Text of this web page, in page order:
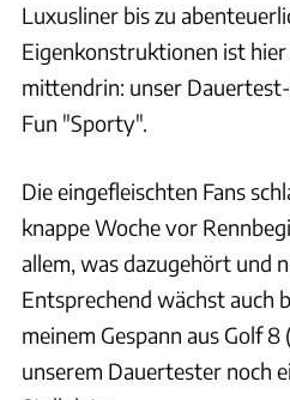
Luxusliner bis zu
Eigenkonstruktionen ist
mittendrin: unser
Fun "Sporty".
Die eingefleischten Fans
knappe Woche vor
allem, was dazugehört und
Entsprechend wächst auch
meinem Gespann aus Golf
unserem Dauertester noch